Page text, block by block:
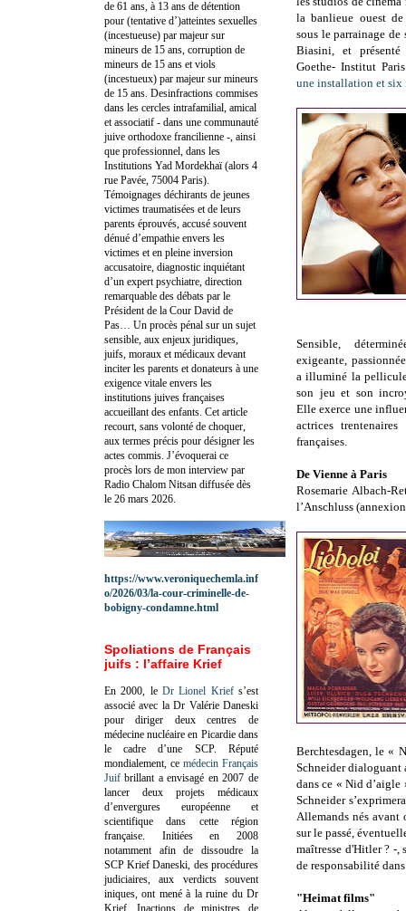
la banlieue ouest
sous le parrainage
Biasini, et
Goethe- Institut
une installation et six
Sensible,
exigeante,
a illuminé la
son jeu et son
Elle exerce une
actrices trentenaires
françaises.
De Vienne à Paris
Rosemarie Albach-
l’Anschluss
Berchtesdagen, le «
Schneider dialoguant
dans ce « Nid
Schneider
Allemands nés avant
sur le passé,
maîtresse d'Hitler ? -,
de responsabilité
"Heimat films"
de 61 ans, à 13 ans de détention
pour (tentative d’)atteintes sexuelles
(incestueuse) par majeur sur
mineurs de 15 ans, corruption de
mineurs de 15 ans et viols
(incestueux) par majeur sur mineurs
de 15 ans. Desinfractions commises
dans les cercles intrafamilial, amical
et associatif - dans une communauté
juive orthodoxe francilienne -, ainsi
que professionnel, dans les
Institutions Yad Mordekhaï (alors 4
rue Pavée, 75004 Paris).
Témoignages déchirants de jeunes
victimes traumatisées et de leurs
parents éprouvés, accusé souvent
dénué d’empathie envers les
victimes et en pleine inversion
accusatoire, diagnostic inquiétant
d’un expert psychiatre, direction
remarquable des débats par le
Président de la Cour David de
Pas… Un procès pénal sur un sujet
sensible, aux enjeux juridiques,
juifs, moraux et médicaux devant
inciter les parents et donateurs à une
exigence vitale envers les
institutions juives françaises
accueillant des enfants. Cet article
recourt, sans volonté de choquer,
aux termes précis pour désigner les
actes commis. J’évoquerai ce
procès lors de mon interview par
Radio Chalom Nitsan diffusée dès
le 26 mars 2026.
https://www.veroniquechemla.inf
o/2026/03/la-cour-criminelle-de-
bobigny-condamne.html
Spoliations de Français
juifs : l’affaire Krief
En 2000, le Dr Lionel Kriefs’est
associé avec la Dr Valérie Daneski
pour diriger deux centres de
médecine nucléaire en Picardie dans
le cadre d’une SCP. Réputé
mondialement, ce médecin Français
Juif brillant a envisagé en 2007 de
lancer deux projets médicaux
d’envergures européenne et
scientifique dans cette région
française. Initiées en 2008
notamment afin de dissoudre la
SCP Krief Daneski, des procédures
judiciaires, aux verdicts souvent
iniques, ont mené à la ruine du Dr
Krief.Inactions de ministres de